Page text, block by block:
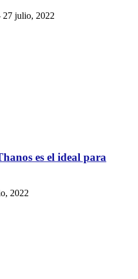
27 julio, 2022
es el ideal para
2022